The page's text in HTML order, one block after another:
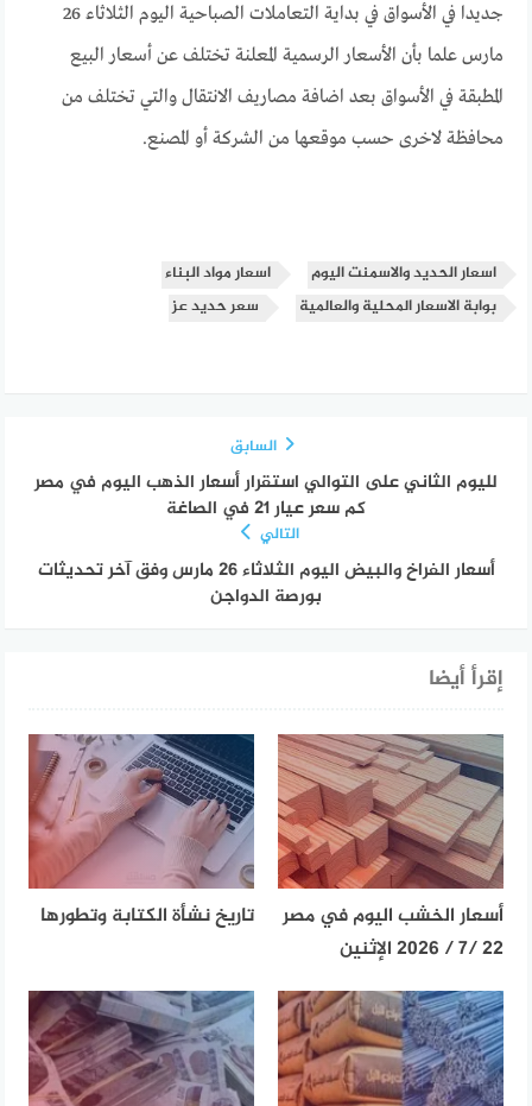
جديدا في الأسواق في بداية التعاملات الصباحية اليوم الثلاثاء 26
مارس علما بأن الأسعار الرسمية المعلنة تختلف عن أسعار البيع
المطبقة في الأسواق بعد اضافة مصاريف الانتقال والتي تختلف من
محافظة لاخرى حسب موقعها من الشركة أو المصنع.
اسعار الحديد والاسمنت اليوم
اسعار مواد البناء
بوابة الاسعار المحلية والعالمية
سعر حديد عز
السابق
لليوم الثاني على التوالي استقرار أسعار الذهب اليوم في مصر
كم سعر عيار 21 في الصاغة
التالي
أسعار الفراخ والبيض اليوم الثلاثاء 26 مارس وفق آخر تحديثات
بورصة الدواجن
إقرأ أيضا
أسعار الخشب اليوم في مصر
22 /7 / 2026 الإثنين
تاريخ نشأة الكتابة وتطورها